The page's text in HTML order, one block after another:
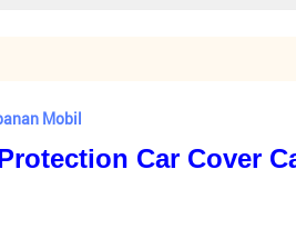
Mobil
Car Cover